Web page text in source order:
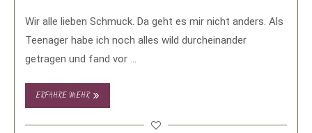
Wir alle lieben Schmuck. Da geht es mir nicht anders. Als
Teenager habe ich noch alles wild durcheinander
getragen und fand vor …
ERFAHRE MEHR